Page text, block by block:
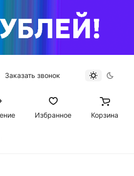
Заказать звонок
Избранное Корзина